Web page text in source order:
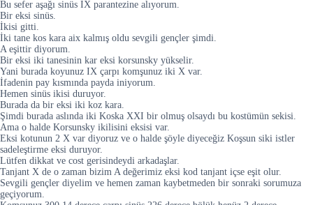
Bu sefer aşağı sinüs IX parantezine alıyorum.
Bir eksi sinüs.
İkisi gitti.
İki tane kos kara aix kalmış oldu sevgili gençler şimdi.
A eşittir diyorum.
Bir eksi iki tanesinin kar eksi korsunsky yükselir.
Yani burada koyunuz IX çarpı komşunuz iki X var.
İfadenin pay kısmında payda iniyorum.
Hemen sinüs ikisi duruyor.
Burada da bir eksi iki koz kara.
Şimdi burada aslında iki Koska XXI bir olmuş olsaydı bu kostümün sekisi.
Ama o halde Korsunsky ikilisini eksisi var.
Eksi kotunun 2 X var diyoruz ve o halde şöyle diyeceğiz Koşsun siki istler
sadeleştirme eksi duruyor.
Lütfen dikkat ve cost gerisindeydi arkadaşlar.
Tanjant X de o zaman bizim A değerimiz eksi kod tanjant içse eşit olur.
Sevgili gençler diyelim ve hemen zaman kaybetmeden bir sonraki sorumuza
geçiyorum.